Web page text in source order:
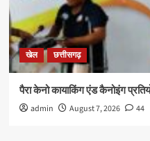
खेल छत्तीसगढ़
पैरा केनो कायाकिंग एंड कैनोइंग
admin August 7, 2026 44